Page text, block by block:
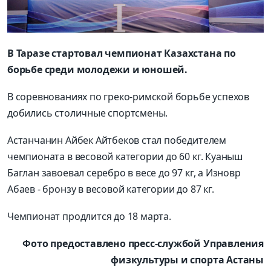
В Таразе стартовал чемпионат Казахстана по
борьбе среди молодежи и юношей.
В соревнованиях по греко-римской борьбе успехов
добились столичные спортсмены.
Астанчанин Айбек Айтбеков стал победителем
чемпионата в весовой категории до 60 кг. Куаныш
Баглан завоевал серебро в весе до 97 кг, а Изновр
Абаев - бронзу в весовой категории до 87 кг.
Чемпионат продлится до 18 марта.
Фото предоставлено пресс-службой Управления
физкультуры и спорта Астаны